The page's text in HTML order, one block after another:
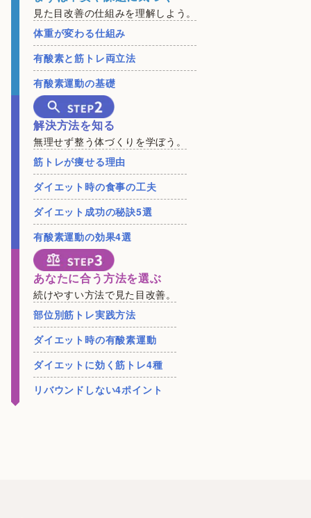
見た目改善の仕組みを理解しよう。
体重が変わる仕組み
有酸素と筋トレ両立法
有酸素運動の基礎
解決方法を知る
無理せず整う体づくりを学ぼう。
筋トレが痩せる理由
ダイエット時の食事の工夫
ダイエット成功の秘訣5選
有酸素運動の効果4選
あなたに合う方法を選ぶ
続けやすい方法で見た目改善。
部位別筋トレ実践方法
ダイエット時の有酸素運動
ダイエットに効く筋トレ4種
リバウンドしない4ポイント